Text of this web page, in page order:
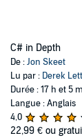
C# in Depth
De :Jon Skeet
Lu par : Derek
Durée : 17 h et 5
Langue : Anglais
4,0
22,99 € ou